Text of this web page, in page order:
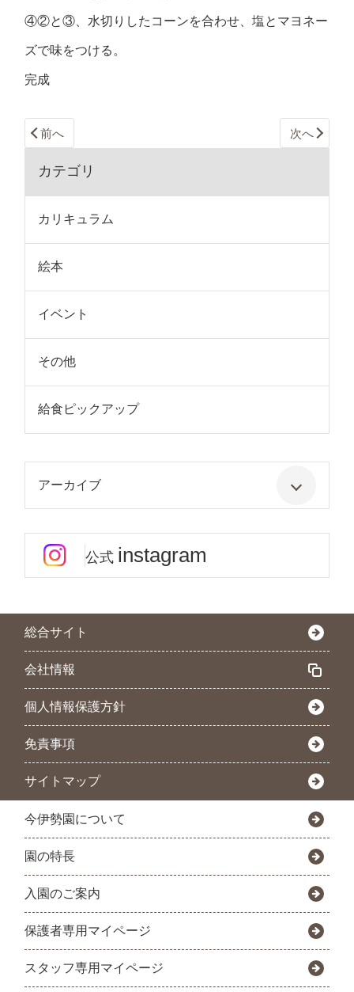
④②と③、水切りしたコーンを合わせ、塩とマヨネー
ズで味をつける。
完成
前へ 次へ
カテゴリ
カリキュラム
絵本
イベント
その他
給食ピックアップ
アーカイブ
公式 instagram
総合サイト
会社情報
個人情報保護方針
免責事項
サイトマップ
今伊勢園について
園の特長
入園のご案内
保護者専用マイページ
スタッフ専用マイページ